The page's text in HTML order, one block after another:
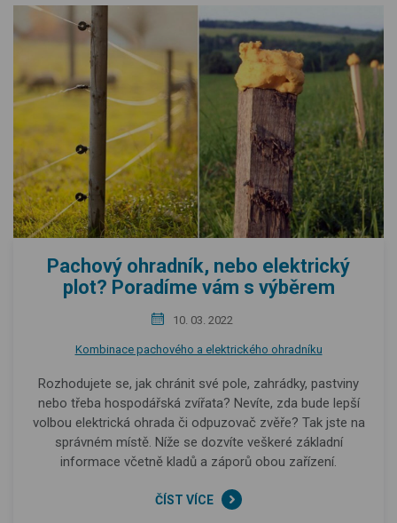
Pachový ohradník, nebo elektrický
plot? Poradíme vám s výběrem
10. 03. 2022
Kombinace pachového a elektrického ohradníku
Rozhodujete se, jak chránit své pole, zahrádky, pastviny
nebo třeba hospodářská zvířata? Nevíte, zda bude lepší
volbou elektrická ohrada či odpuzovač zvěře? Tak jste na
správném místě. Níže se dozvíte veškeré základní
informace včetně kladů a záporů obou zařízení.
ČÍST VÍCE